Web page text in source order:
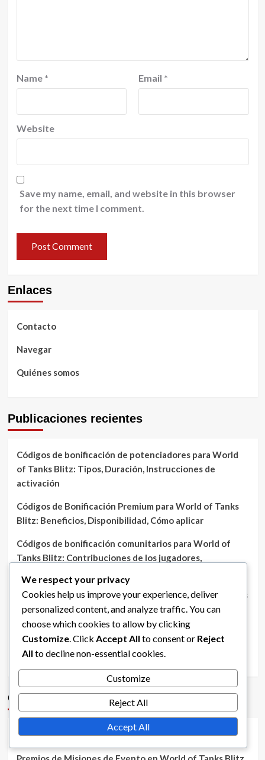
Name * Email *
Website
Save my name, email, and website in this browser
for the next time I comment.
Enlaces
Contacto
Navegar
Quiénes somos
Publicaciones recientes
Códigos de bonificación de potenciadores para World
of Tanks Blitz: Tipos, Duración, Instrucciones de
activación
Códigos de Bonificación Premium para World of Tanks
Blitz: Beneficios, Disponibilidad, Cómo aplicar
Códigos de bonificación comunitarios para World of
Tanks Blitz: Contribuciones de los jugadores,
Códigos de bonificación en el juego para World of Tanks
Blitz: Cómo acceder, Temporización, Beneficios
Premios de Misiones de Eventos Actuales en World of
Tanks Blitz: Eventos en curso, Recompensas,
Participación
Categorías
Códigos de bonificación para World of Tanks Blitz
We respect your privacy
Cookies help us improve your experience, deliver
personalized content, and analyze traffic. You can
choose which cookies to allow by clicking
Customize . Click Accept All to consent or Reject
All to decline non-essential cookies.
Customize
Reject All
Accept All